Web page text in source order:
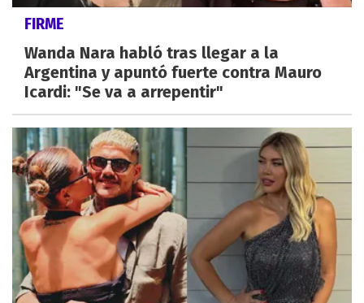
FIRME
Wanda Nara habló tras llegar a la
Argentina y apuntó fuerte contra Mauro
Icardi: "Se va a arrepentir"